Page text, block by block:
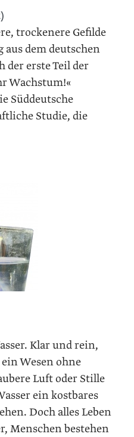
trockenere Gefilde
aus dem deutschen
der erste Teil der
Wachstum!«
Süddeutsche
Studie, die
Klar und rein,
Wesen ohne
Luft oder Stille
ein kostbares
Doch alles Leben
­Menschen bestehen